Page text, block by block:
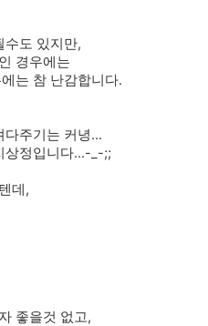
수도 있지만,
경우에는
는 참 난감합니다.
주기는 커녕...
상정입니다...-_-;;
데,
좋을것 없고,